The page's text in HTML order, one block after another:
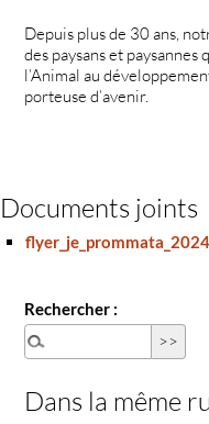
Depuis plus de 30 ans,
des paysans et
l’Animal au
porteuse d’avenir.
Documents joints
Rechercher :
Dans la même